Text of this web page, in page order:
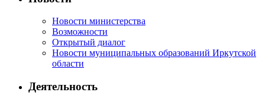
Новости министерства
Возможности
Открытый диалог
Новости муниципальных образований Иркутской
области
Деятельность